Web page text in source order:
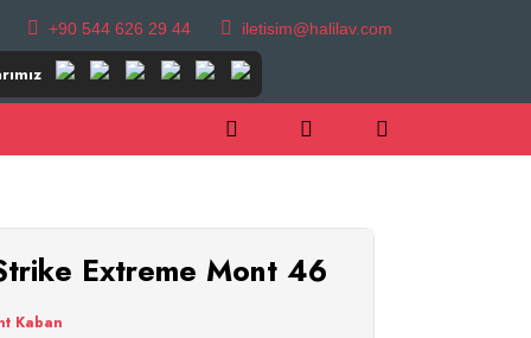
+90 544 626 29 44 iletisim@halilav.com
Extreme Mont 46
Kaban